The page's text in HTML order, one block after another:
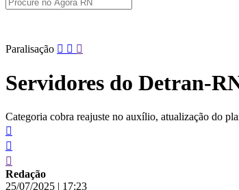
Pular
conteúdo
Paralisação
Servidores do Detran-
Categoria cobra reajuste no auxílio, atualização do
Redação
25/07/2025 | 17:23